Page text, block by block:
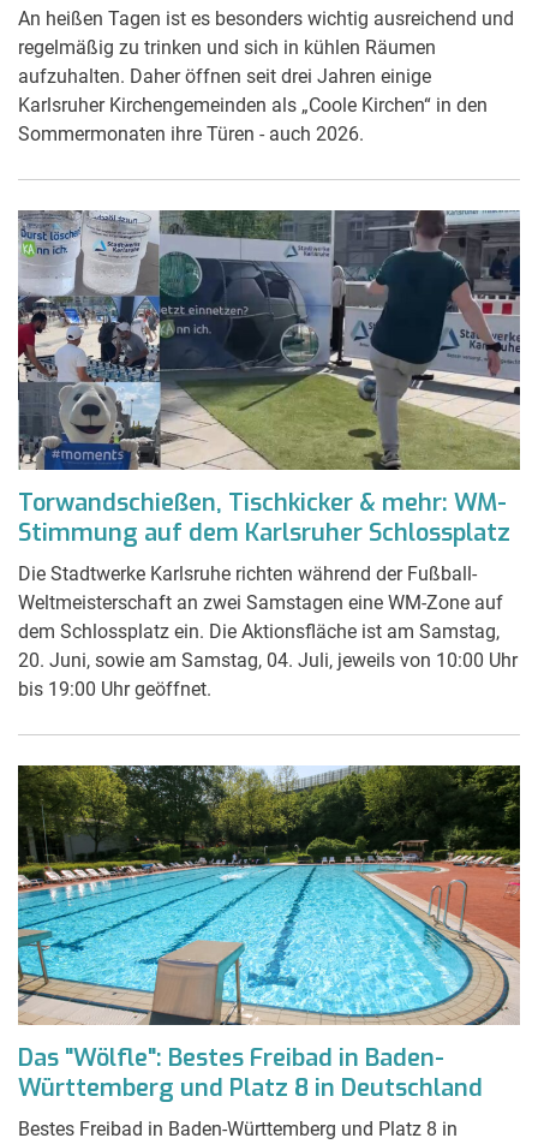
An heißen Tagen ist es besonders wichtig ausreichend und
regelmäßig zu trinken und sich in kühlen Räumen
aufzuhalten. Daher öffnen seit drei Jahren einige
Karlsruher Kirchengemeinden als „Coole Kirchen“ in den
Sommermonaten ihre Türen - auch 2026.
Torwandschießen, Tischkicker & mehr: WM-
Stimmung auf dem Karlsruher Schlossplatz
Die Stadtwerke Karlsruhe richten während der Fußball-
Weltmeisterschaft an zwei Samstagen eine WM-Zone auf
dem Schlossplatz ein. Die Aktionsfläche ist am Samstag,
20. Juni, sowie am Samstag, 04. Juli, jeweils von 10:00 Uhr
bis 19:00 Uhr geöffnet.
Das "Wölfle": Bestes Freibad in Baden-
Württemberg und Platz 8 in Deutschland
Bestes Freibad in Baden-Württemberg und Platz 8 in